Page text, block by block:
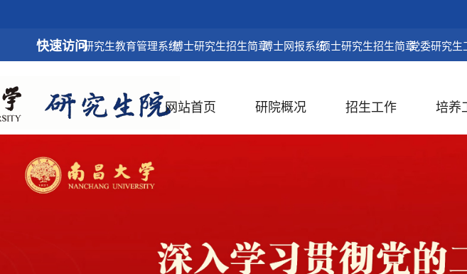
快速访问研究生教育管理系统博士研究生招生简章博士网报系统硕士研究生招生简章党委研究生
网站首页 研院概况 招生工作 培养